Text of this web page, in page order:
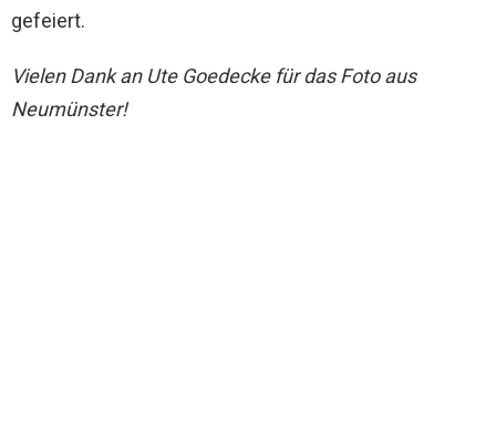
gefeiert.
Vielen Dank an Ute Goedecke für das Foto aus
Neumünster!